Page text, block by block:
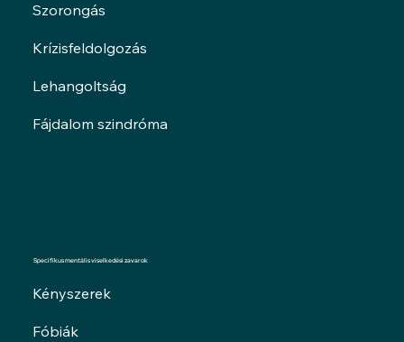
Szorongás
Krízisfeldolgozás
Lehangoltság
Fájdalom szindróma
Specifikus mentális viselkedési zavarok
Kényszerek
Fóbiák